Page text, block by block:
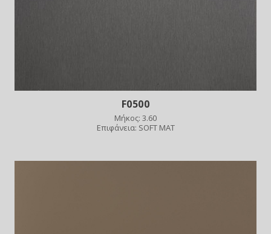
F0500
Μήκος: 3.60
Επιφάνεια: SOFT MAT